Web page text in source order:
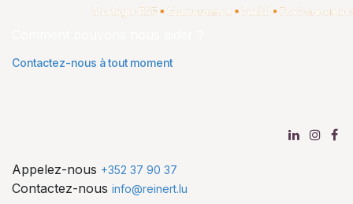
Contactez-nous à tout moment
Appelez-nous +352 37 90 37
Contactez-nous info@reinert.lu